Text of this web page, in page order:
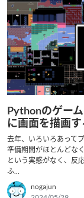
Pythonのゲー
に画面を描画
去年、いろいろあって
準備期間がほとんどな
という実感がなく、反
ふ...
nogajun